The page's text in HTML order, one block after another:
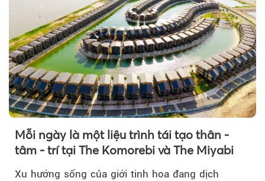
Mỗi ngày là một liệu trình tái tạo thân -
tâm - trí tại The Komorebi và The Miyabi
Xu hướng sống của giới tinh hoa đang dịch